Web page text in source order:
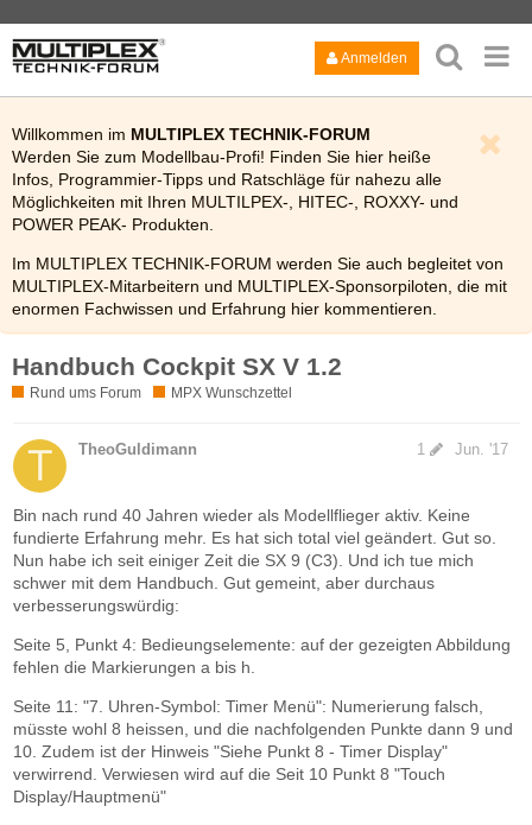
Anmelden
Willkommen im MULTIPLEX TECHNIK-FORUM
Werden Sie zum Modellbau-Profi! Finden Sie hier heiße
Infos, Programmier-Tipps und Ratschläge für nahezu alle
Möglichkeiten mit Ihren MULTILPEX-, HITEC-, ROXXY- und
POWER PEAK- Produkten.
Im MULTIPLEX TECHNIK-FORUM werden Sie auch begleitet von
MULTIPLEX-Mitarbeitern und MULTIPLEX-Sponsorpiloten, die mit
enormen Fachwissen und Erfahrung hier kommentieren.
Bitte lesen Sie auch kurz dieFAQdes Technik-Forums.
Handbuch Cockpit SX V 1.2
Rund ums Forum MPX Wunschzettel
TheoGuldimann Jun. '17
1
Bin nach rund 40 Jahren wieder als Modellflieger aktiv. Keine
fundierte Erfahrung mehr. Es hat sich total viel geändert. Gut so.
Nun habe ich seit einiger Zeit die SX 9 (C3). Und ich tue mich
schwer mit dem Handbuch. Gut gemeint, aber durchaus
verbesserungswürdig:
Seite 5, Punkt 4: Bedieungselemente: auf der gezeigten Abbildung
fehlen die Markierungen a bis h.
Seite 11: "7. Uhren-Symbol: Timer Menü": Numerierung falsch,
müsste wohl 8 heissen, und die nachfolgenden Punkte dann 9 und
10. Zudem ist der Hinweis "Siehe Punkt 8 - Timer Display"
verwirrend. Verwiesen wird auf die Seit 10 Punkt 8 "Touch
Display/Hauptmenü"